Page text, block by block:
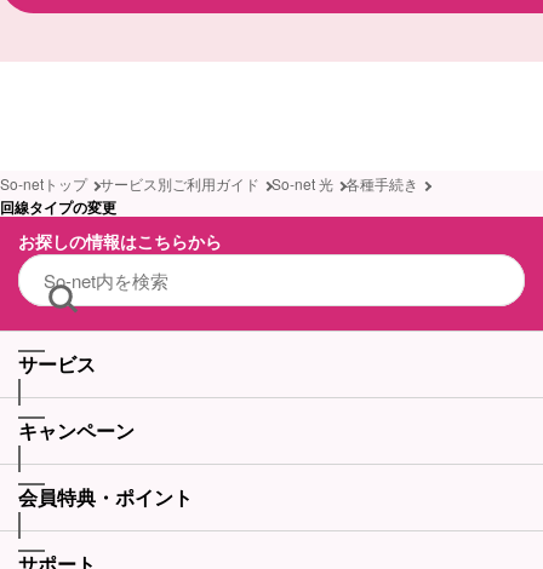
So-netトップ サービス別ご利用ガイド So-net 光 各種手続き
回線タイプの変更
お探しの情報はこちらから
サービス
キャンペーン
会員特典・ポイント